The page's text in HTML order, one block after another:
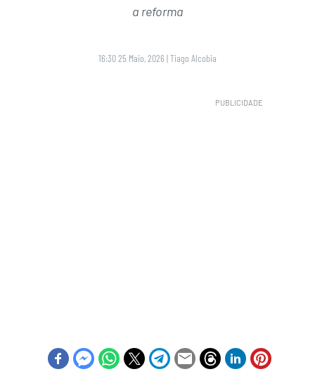
a reforma
16:30 25 Maio, 2026 |Tiago Alcobia